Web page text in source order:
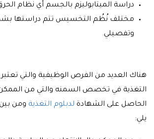
دراسة الميتابوليزم بالجسم أي نظام
مختلف نُظُم التخسيس تتم دراستها
وتفصيلي.
هناك العديد من الفرص الوظيفية والتي
التغذية في تخصص السمنه والتي من
الحاصل على الشهادة لدبلوم التغذية ومن
يلي: